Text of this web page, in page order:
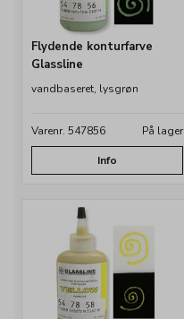
Flydende konturfarve
Glassline
vandbaseret, lysgrøn
Varenr. 547856 På lager
Info